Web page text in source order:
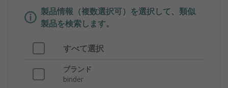
製品情報（複数選択可）を選択して、類似
製品を検索します。
すべて選択
ブランド
binder